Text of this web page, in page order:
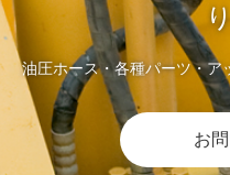
油圧ホース・各種パーツ・ア
お